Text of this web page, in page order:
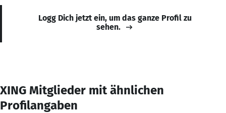
Logg Dich jetzt ein, um das ganze Profil zu
sehen.
XING Mitglieder mit ähnlichen
Profilangaben